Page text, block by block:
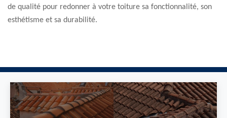
de qualité pour redonner à votre toiture sa fonctionnalité, son
esthétisme et sa durabilité.